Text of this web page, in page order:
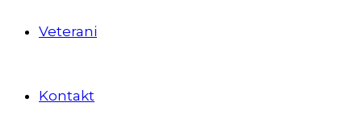
Veterani
Kontakt